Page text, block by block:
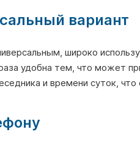
вариант
широко
удобна тем, что может
и времени суток,